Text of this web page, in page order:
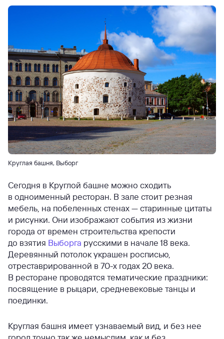
Круглая башня, Выборг
Сегодня в Круглой башне можно сходить
в одноименный ресторан. В зале стоит резная
мебель, на побеленных стенах — старинные цитаты
и рисунки. Они изображают события из жизни
города от времен строительства крепости
до взятия Выборга русскими в начале 18 века.
Деревянный потолок украшен росписью,
отреставрированной в 70-х годах 20 века.
В ресторане проводятся тематические праздники:
посвящение в рыцари, средневековые танцы и
поединки.
Круглая башня имеет узнаваемый вид, и без нее